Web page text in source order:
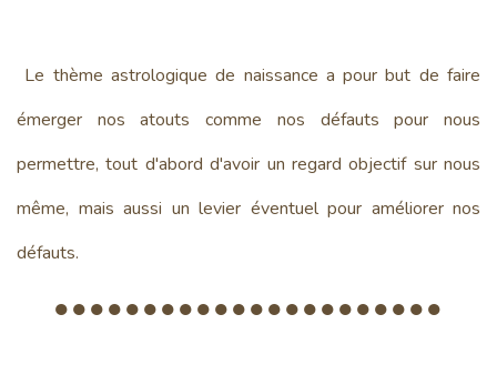
Le thème astrologique de naissance a pour but de faire
émerger nos atouts comme nos défauts pour nous
permettre, tout d'abord d'avoir un regard objectif sur nous
même, mais aussi un levier éventuel pour améliorer nos
défauts.
●●●●●●●●●●●●●●●●●●●●●●